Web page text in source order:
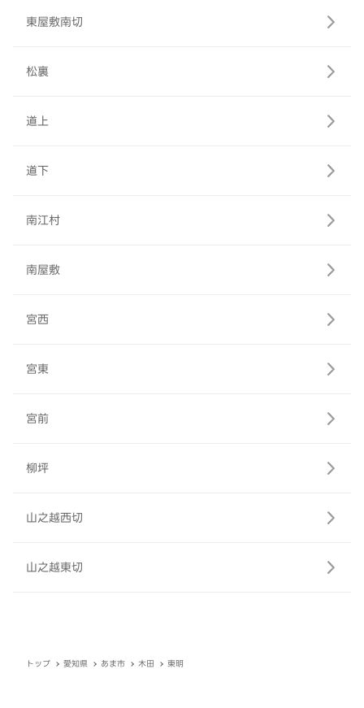
東屋敷南切
松裏
道上
道下
南江村
南屋敷
宮西
宮東
宮前
柳坪
山之越西切
山之越東切
トップ 愛知県 あま市 木田 東明